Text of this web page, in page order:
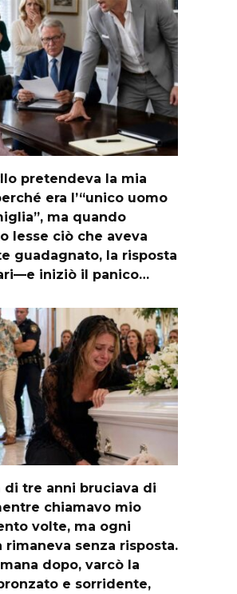
pretendeva la mia
era l’“unico uomo
ma quando
lesse ciò che aveva
guadagnato, la risposta
iniziò il panico…
di tre anni bruciava di
chiamavo mio
volte, ma ogni
rimaneva senza risposta.
dopo, varcò la
e sorridente,